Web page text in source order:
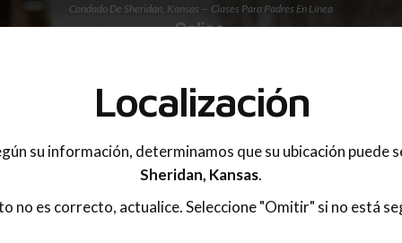
Condado De Sheridan, Kansas — Clases Para Padres En Línea
OnlineParentingPrograms.com®
De Educación Para Padres En
Condado De Sheridan (KS)
Localización
su información, determinamos que su ubicación puede
Sheridan, Kansas.
no es correcto, actualice. Seleccione "Omitir" si no está